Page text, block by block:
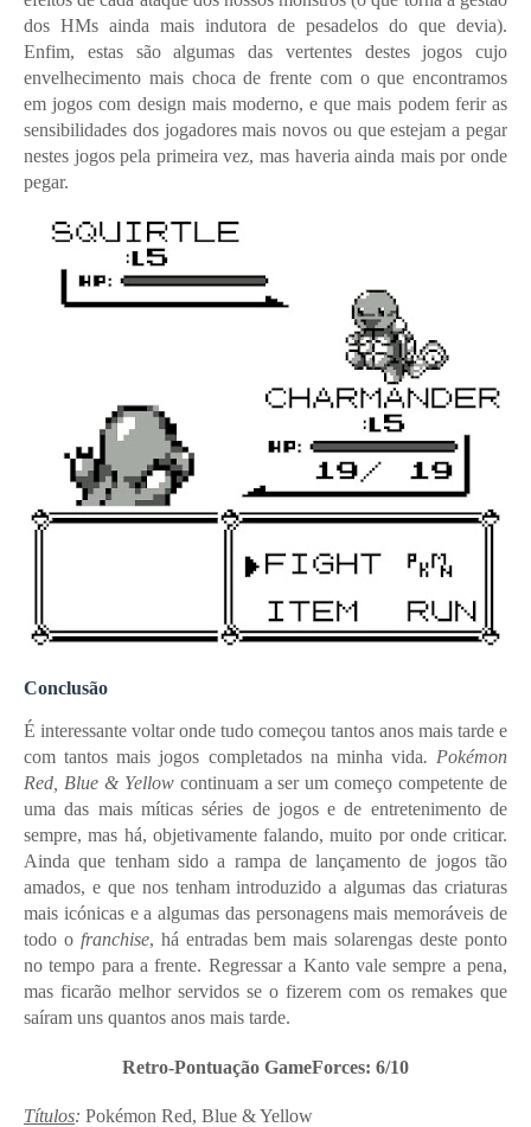
dos HMs ainda mais indutora de pesadelos do que devia).
Enfim, estas são algumas das vertentes destes jogos cujo
envelhecimento mais choca de frente com o que encontramos
em jogos com design mais moderno, e que mais podem ferir as
sensibilidades dos jogadores mais novos ou que estejam a pegar
nestes jogos pela primeira vez, mas haveria ainda mais por onde
pegar.
Conclusão
É interessante voltar onde tudo começou tantos anos mais tarde e
com tantos mais jogos completados na minha vida. Pokémon
Red, Blue & Yellowcontinuam a ser um começo competente de
uma das mais míticas séries de jogos e de entretenimento de
sempre, mas há, objetivamente falando, muito por onde criticar.
Ainda que tenham sido a rampa de lançamento de jogos tão
amados, e que nos tenham introduzido a algumas das criaturas
mais icónicas e a algumas das personagens mais memoráveis de
todo o franchise, há entradas bem mais solarengas deste ponto
no tempo para a frente. Regressar a Kanto vale sempre a pena,
mas ficarão melhor servidos se o fizerem com os remakes que
saíram uns quantos anos mais tarde.
Retro-Pontuação GameForces: 6/10
Títulos: Pokémon Red, Blue & Yellow